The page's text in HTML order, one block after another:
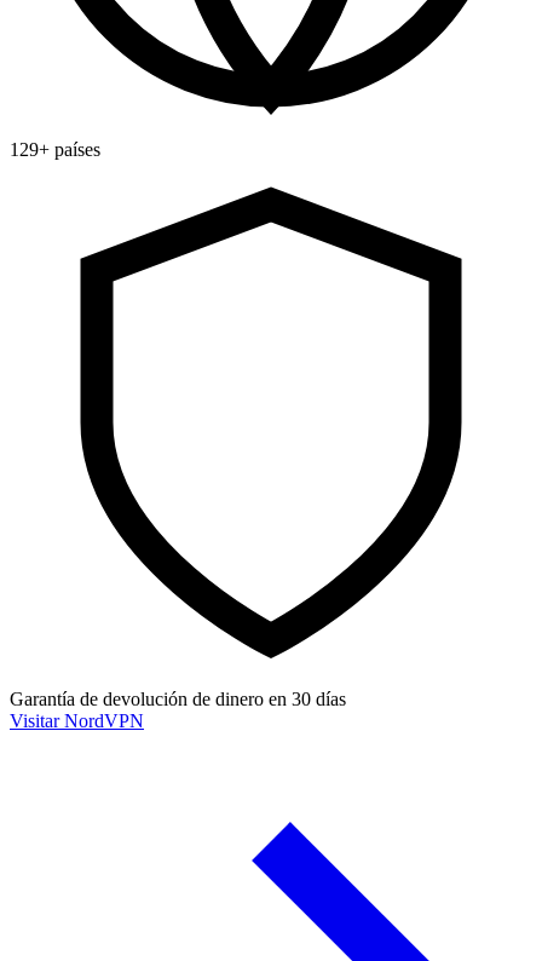
129+ países
Garantía de devolución de dinero en 30 días
Visitar NordVPN